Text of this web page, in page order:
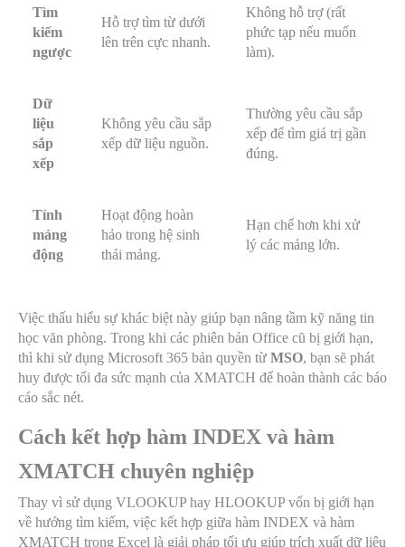
Tìm
kiếm
ngược
Hỗ trợ tìm từ dưới
lên trên cực nhanh.
Không hỗ trợ (rất
phức tạp nếu muốn
làm).
Dữ
liệu
sắp
xếp
Không yêu cầu sắp
xếp dữ liệu nguồn.
Thường yêu cầu sắp
xếp để tìm giá trị gần
đúng.
Tính
mảng
động
Hoạt động hoàn
hảo trong hệ sinh
thái mảng.
Hạn chế hơn khi xử
lý các mảng lớn.
Việc thấu hiểu sự khác biệt này giúp bạn nâng tầm kỹ năng tin
học văn phòng. Trong khi các phiên bản Office cũ bị giới hạn,
thì khi sử dụng Microsoft 365 bản quyền từ MSO, bạn sẽ phát
huy được tối đa sức mạnh của XMATCH để hoàn thành các báo
cáo sắc nét.
Cách kết hợp hàm INDEX và hàm
XMATCH chuyên nghiệp
Thay vì sử dụng VLOOKUP hay HLOOKUP vốn bị giới hạn
về hướng tìm kiếm, việc kết hợp giữa hàm INDEX và hàm
XMATCH trong Excel là giải pháp tối ưu giúp trích xuất dữ liệu